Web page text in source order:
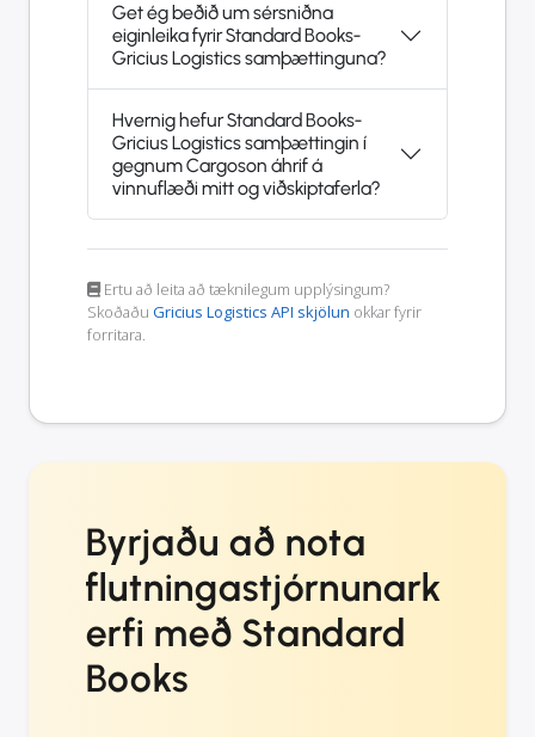
Get ég beðið um sérsniðna
eiginleika fyrir Standard Books-
Gricius Logistics samþættinguna?
Hvernig hefur Standard Books-
Gricius Logistics samþættingin í
gegnum Cargoson áhrif á
vinnuflæði mitt og viðskiptaferla?
Ertu að leita að tæknilegum upplýsingum?
Skoðaðu Gricius Logistics API skjölun okkar fyrir
forritara.
Byrjaðu að nota
flutningastjórnunark
erfi með Standard
Books